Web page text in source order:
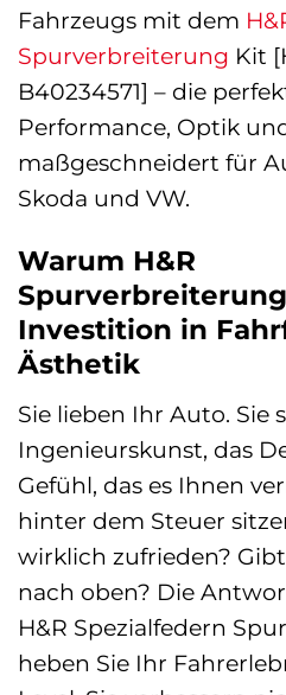
Fahrzeugs mit dem
Spurverbreiterung Kit
B40234571] – die
Performance, Optik
maßgeschneidert für
Skoda und VW.
Warum H&R
Investition in
Ästhetik
Sie lieben Ihr Auto. Sie
Ingenieurskunst, das
Gefühl, das es Ihnen
hinter dem Steuer
wirklich zufrieden?
nach oben? Die
H&R Spezialfedern
heben Sie Ihr